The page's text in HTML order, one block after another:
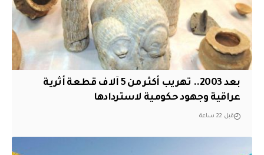
بعد 2003.. تهريب أكثر من 5 آلاف قطعة أثرية
عراقية وجهود حكومية لاستردادها
قبل 22 ساعة